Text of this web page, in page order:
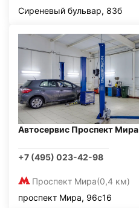
Сиреневый бульвар, 83б
Автосервис Проспект Мира
+7 (495) 023-42-98
Проспект Мира(0,4 км)
проспект Мира, 96с16